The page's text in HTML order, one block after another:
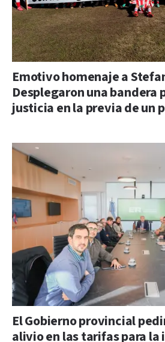
Emotivo homenaje a
Desplegaron una bandera
justicia en la previa de un
El Gobierno provincial
alivio en las tarifas para